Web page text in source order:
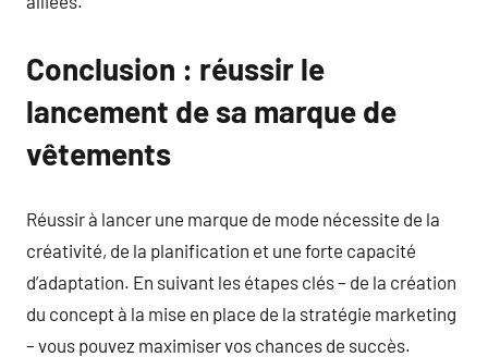
Conclusion : réussir le
lancement de sa marque de
vêtements
Réussir à lancer une marque de mode nécessite de la
créativité, de la planification et une forte capacité
d’adaptation. En suivant les étapes clés – de la création
du concept à la mise en place de la stratégie marketing
– vous pouvez maximiser vos chances de succès.